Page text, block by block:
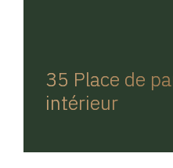
35 Place de
intérieur